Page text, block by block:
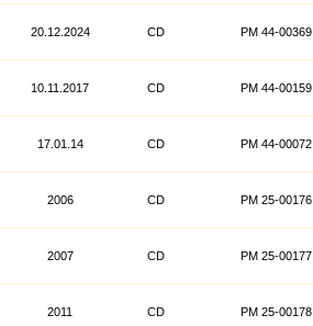
20.12.2024 CD PM 44-00369
10.11.2017 CD PM 44-00159
17.01.14 CD PM 44-00072
2006 CD PM 25-00176
2007 CD PM 25-00177
2011 CD PM 25-00178